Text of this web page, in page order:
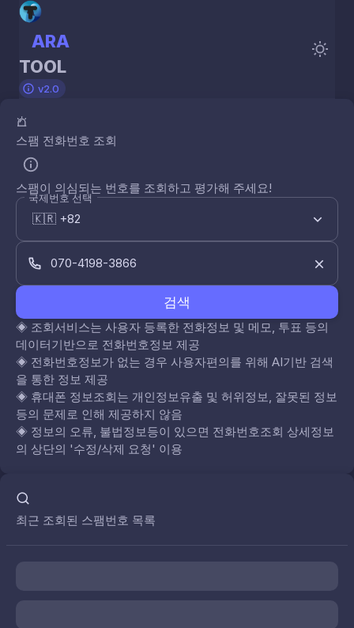
ARA
TOOL
v2.0
스팸 전화번호 조회
스팸이 의심되는 번호를 조회하고 평가해 주세요!
국제번호 선택
검색
◈ 조회서비스는 사용자 등록한 전화정보 및 메모, 투표 등의
데이터기반으로 전화번호정보 제공
◈ 전화번호정보가 없는 경우 사용자편의를 위해 AI기반 검색
을 통한 정보 제공
◈ 휴대폰 정보조회는 개인정보유출 및 허위정보, 잘못된 정보
등의 문제로 인해 제공하지 않음
◈ 정보의 오류, 불법정보등이 있으면 전화번호조회 상세정보
의 상단의 '수정/삭제 요청' 이용
최근 조회된 스팸번호 목록